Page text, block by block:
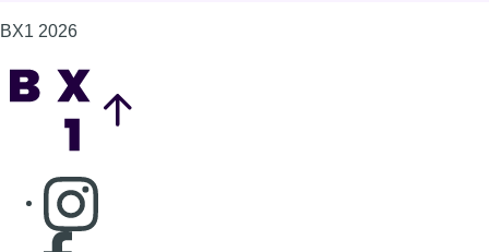
BX1 2026
Consulter page Instagram
Consulter page Facebook